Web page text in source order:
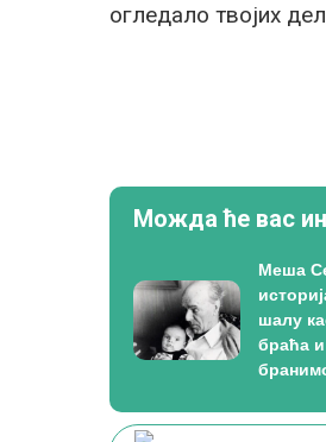
огледало твојих
Можда ће вас
Меша
шалу
браћа